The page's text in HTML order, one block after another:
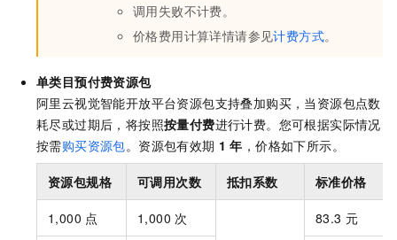
调用失败不计费。
价格费用计算详情请参见计费方式。
单类目预付费资源包
阿里云视觉智能开放平台资源包支持叠加购买，当资源包点数
耗尽或过期后，将按照按量付费进行计费。您可根据实际情况
按需购买资源包。资源包有效期 1 年 ，价格如下所示。
资源包规格 可调用次数 抵扣系数 标准价格
1,000 点 1,000 次 83.3 元